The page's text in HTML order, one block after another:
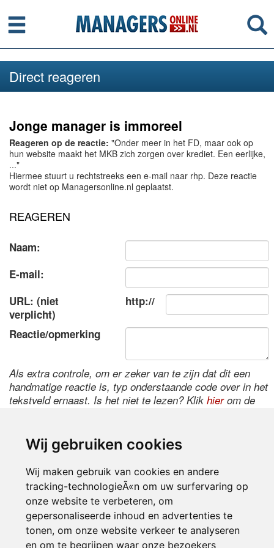
Wij gebruiken cookies
Wij maken gebruik van cookies en andere
tracking-technologieÃ«n om uw surfervaring op
onze website te verbeteren, om
gepersonaliseerde inhoud en advertenties te
tonen, om onze website verkeer te analyseren
en om te begrijpen waar onze bezoekers
Menu
Direct reageren
Jonge manager is immoreel
Reageren op de reactie: "Onder meer in het FD, maar ook op
hun website maakt het MKB zich zorgen over krediet. Een eerlijke,
..."
Hiermee stuurt u rechtstreeks een e-mail naar rhp. Deze reactie
wordt niet op Managersonline.nl geplaatst.
REAGEREN
Naam:
E-mail:
URL: (niet
verplicht)
http://
Reactie/opmerking
Als extra controle, om er zeker van te zijn dat dit een
handmatige reactie is, typ onderstaande code over in het
tekstveld ernaast. Is het niet te lezen? Klik hierom de